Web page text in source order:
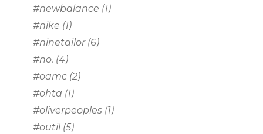
#newbalance (1)
#nike (1)
#ninetailor(6)
#no. (4)
#oamc (2)
#ohta (1)
#oliverpeoples (1)
#outil (5)